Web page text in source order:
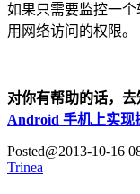
如果只需要监控一
用网络访问的权限。
对你有帮助的话，去
Android 手机上实现
Posted@2013-10-16
Trinea